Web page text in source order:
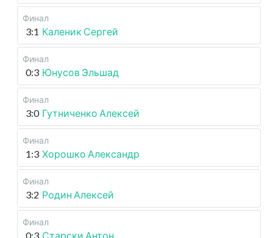
Финал
3:1 Каленик Сергей
Финал
0:3 Юнусов Эльшад
Финал
3:0 Гутниченко Алексей
Финал
1:3 Хорошко Александр
Финал
3:2 Родин Алексей
Финал
0:3 Старски Антон